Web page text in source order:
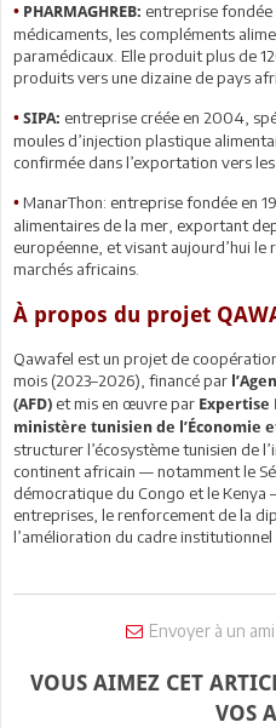
• PHARMAGHREB: entreprise fondée
médicaments, les compléments
paramédicaux. Elle produit plus de
produits vers une dizaine de pays
• SIPA: entreprise créée en 2004,
moules d’injection plastique
confirmée dans l’exportation vers
• ManarThon: entreprise fondée en
alimentaires de la mer, exportant
européenne, et visant aujourd’hui le
marchés africains.
À propos du projet
Qawafel est un projet de
mois (2023–2026), financé par
(AFD) et mis en œuvre par Expertise
ministère tunisien de l’Économie
structurer l’écosystème tunisien de
continent africain — notamment le
démocratique du Congo et le
entreprises, le renforcement de la
l’amélioration du cadre institutionnel
Envoyer à un ami
VOUS AIMEZ CET
VOS